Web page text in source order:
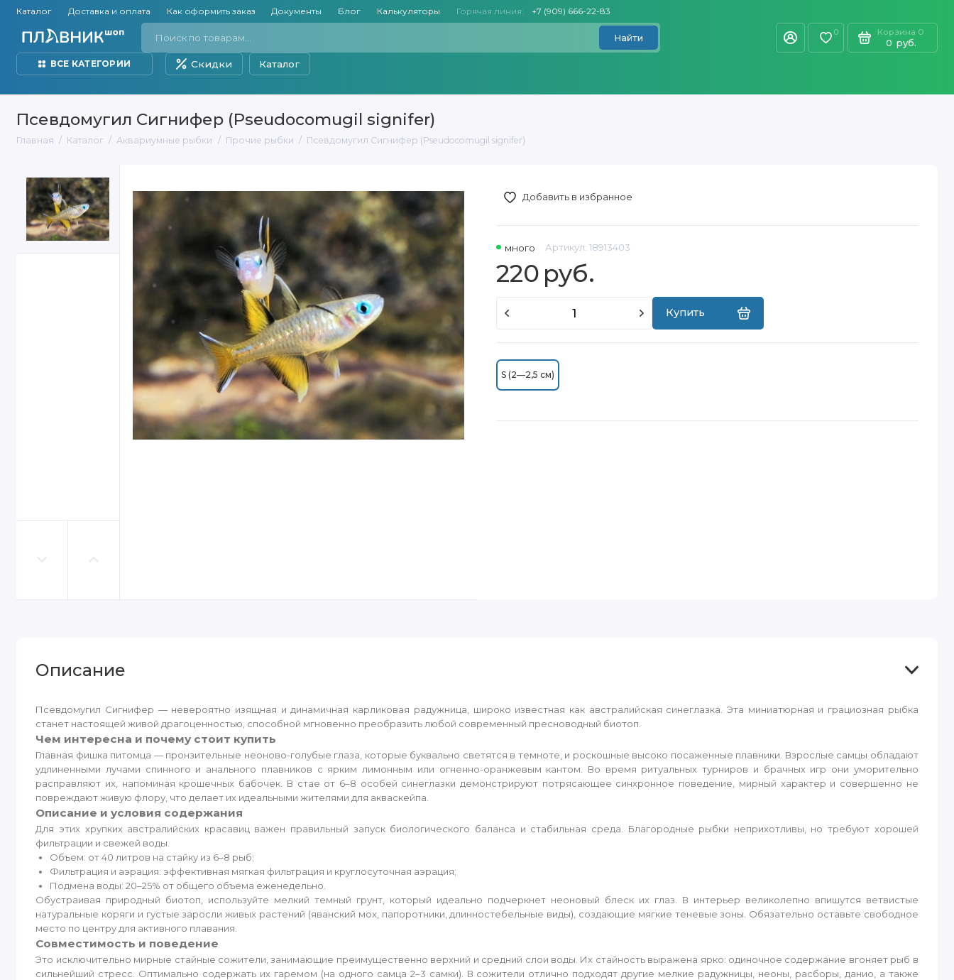
Каталог Доставка и оплата Как оформить заказ Документы Блог Калькуляторы Горячая линия: +7 (909) 666-22-83
Найти
0 Корзина 0
0 руб.
ВСЕ КАТЕГОРИИ Скидки Каталог
Псевдомугил Сигнифер (Pseudocomugil signifer)
Главная Каталог Аквариумные рыбки Прочие рыбки Псевдомугил Сигнифер (Pseudocomugil signifer)
Добавить в избранное
много Артикул: 18913403
220 руб.
Купить
S (2—2,5 см)
Описание
Псевдомугил Сигнифер — невероятно изящная и динамичная карликовая радужница, широко известная как австралийская синеглазка. Эта миниатюрная и грациозная рыбка
станет настоящей живой драгоценностью, способной мгновенно преобразить любой современный пресноводный биотоп.
Чем интересна и почему стоит купить
Главная фишка питомца — пронзительные неоново-голубые глаза, которые буквально светятся в темноте, и роскошные высоко посаженные плавники. Взрослые самцы обладают
удлиненными лучами спинного и анального плавников с ярким лимонным или огненно-оранжевым кантом. Во время ритуальных турниров и брачных игр они уморительно
расправляют их, напоминая крошечных бабочек. В стае от 6–8 особей синеглазки демонстрируют потрясающее синхронное поведение, мирный характер и совершенно не
повреждают живую флору, что делает их идеальными жителями для акваскейпа.
Описание и условия содержания
Для этих хрупких австралийских красавиц важен правильный запуск биологического баланса и стабильная среда. Благородные рыбки неприхотливы, но требуют хорошей
фильтрации и свежей воды.
Объем: от 40 литров на стайку из 6–8 рыб;
Фильтрация и аэрация: эффективная мягкая фильтрация и круглосуточная аэрация;
Подмена воды: 20–25% от общего объема еженедельно.
Обустраивая природный биотоп, используйте мелкий темный грунт, который идеально подчеркнет неоновый блеск их глаз. В интерьер великолепно впишутся ветвистые
натуральные коряги и густые заросли живых растений (яванский мох, папоротники, длинностебельные виды), создающие мягкие теневые зоны. Обязательно оставьте свободное
место по центру для активного плавания.
Совместимость и поведение
Это исключительно мирные стайные сожители, занимающие преимущественно верхний и средний слои воды. Их стайность выражена ярко: одиночное содержание вгоняет рыб в
сильнейший стресс. Оптимально содержать их гаремом (на одного самца 2–3 самки). В сожители отлично подходят другие мелкие радужницы, неоны, расборы, данио, а также